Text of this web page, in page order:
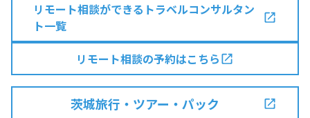
リモート相談ができるトラベルコンサルタン
ト一覧
リモート相談の予約はこちら
茨城旅行・ツアー・パック